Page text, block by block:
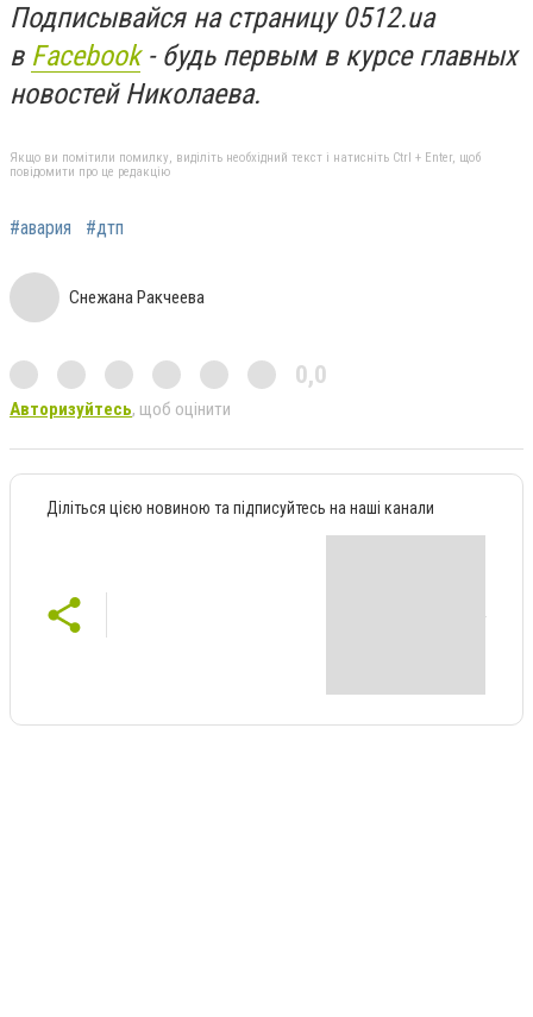
Подписывайся на страницу 0512.ua
в Facebook- будь первым в курсе главных
новостей Николаева.
Якщо ви помітили помилку, виділіть необхідний текст і натисніть Ctrl + Enter, щоб
повідомити про це редакцію
#авария #дтп
Снежана Ракчеева
0,0
Авторизуйтесь, щоб оцінити
Діліться цією новиною та підписуйтесь на наші канали